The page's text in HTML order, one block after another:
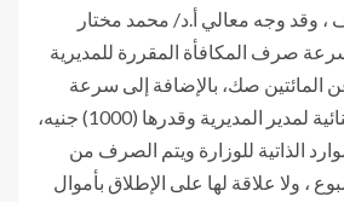
وقد وجه معالي أ.د/ محمد مختار
صرف المكافأة المقررة للمديرية
جنيه عن المائتين صك، بالإضافة إلى سرعة
صرف المكافأة الاستثنائية لمدير المديرية وقدرها (1000) جنيه،
الذاتية للوزارة ويتم الصرف من
، ولا علاقة لها على الإطلاق بأموال